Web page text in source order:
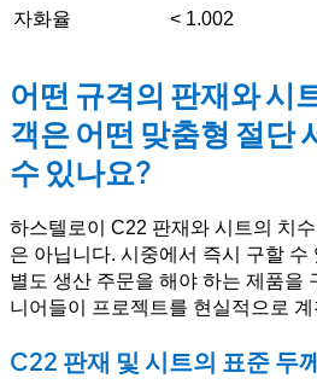
자화율 < 1.002
어떤 규격의 판재와 시
객은 어떤 맞춤형 절단
수 있나요?
하스텔로이 C22 판재와 시트의 치
은 아닙니다. 시중에서 즉시 구할 수
별도 생산 주문을 해야 하는 제품을
니어들이 프로젝트를 현실적으로
C22 판재 및 시트의 표준 두